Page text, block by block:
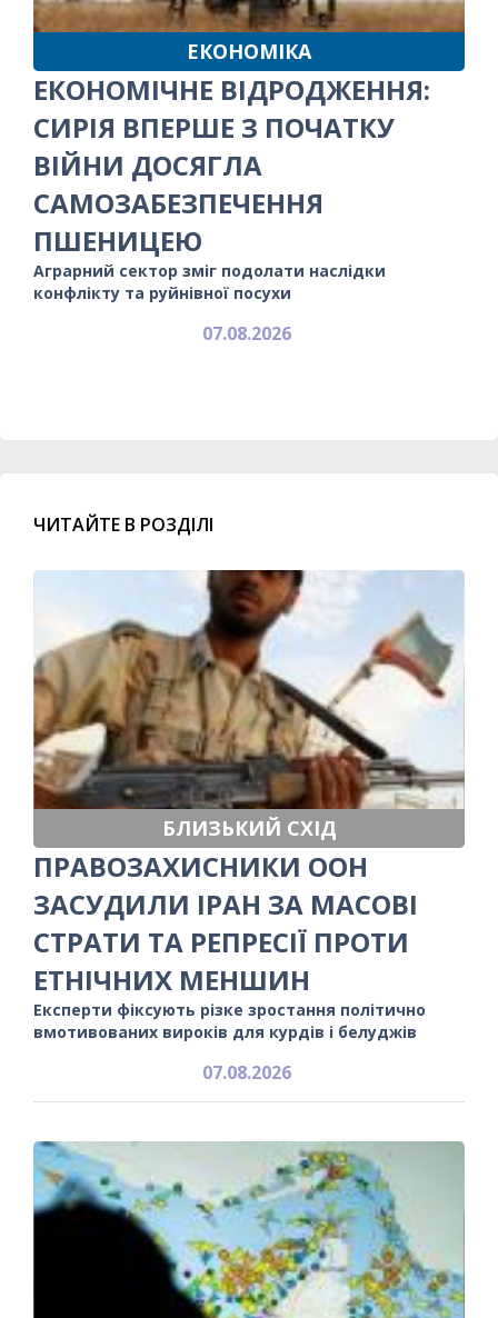
ЕКОНОМІКА
ЕКОНОМІЧНЕ ВІДРОДЖЕННЯ:
СИРІЯ ВПЕРШЕ З ПОЧАТКУ
ВІЙНИ ДОСЯГЛА
САМОЗАБЕЗПЕЧЕННЯ
ПШЕНИЦЕЮ
Аграрний сектор зміг подолати наслідки
конфлікту та руйнівної посухи
07.08.2026
ЧИТАЙТЕ В РОЗДІЛІ
БЛИЗЬКИЙ СХІД
ПРАВОЗАХИСНИКИ ООН
ЗАСУДИЛИ ІРАН ЗА МАСОВІ
СТРАТИ ТА РЕПРЕСІЇ ПРОТИ
ЕТНІЧНИХ МЕНШИН
Експерти фіксують різке зростання політично
вмотивованих вироків для курдів і белуджів
07.08.2026